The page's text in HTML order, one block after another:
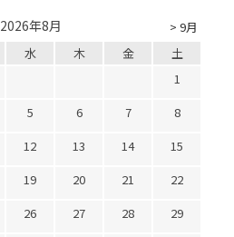
> 9月
2026年8月
水 木 金
土
1
5 6 7
8
12 13 14
15
19 20 21
22
26 27 28
29